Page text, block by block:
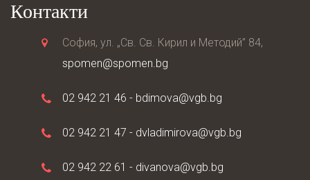
Контакти
София, ул. „Св. Св. Кирил и Методий” 84,
spomen@spomen.bg
02 942 21 46 - bdimova@vgb.bg
02 942 21 47 - dvladimirova@vgb.bg
02 942 22 61 - divanova@vgb.bg